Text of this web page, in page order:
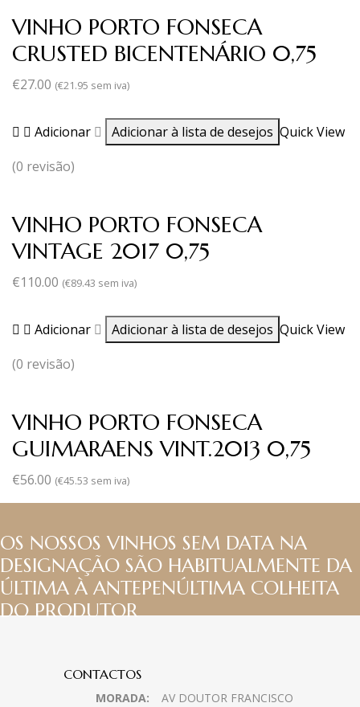
VINHO PORTO FONSECA
CRUSTED BICENTENÁRIO 0,75
€27.00 (€21.95 sem iva)
Adicionar Adicionar à lista de desejos Quick View
(0 revisão)
VINHO PORTO FONSECA
VINTAGE 2017 0,75
€110.00 (€89.43 sem iva)
Adicionar Adicionar à lista de desejos Quick View
(0 revisão)
VINHO PORTO FONSECA
GUIMARAENS VINT.2013 0,75
€56.00 (€45.53 sem iva)
OS NOSSOS VINHOS SEM DATA NA
DESIGNAÇÃO SÃO HABITUALMENTE DA
ÚLTIMA À ANTEPENÚLTIMA COLHEITA
DO PRODUTOR
CONTACTOS
MORADA:
AV DOUTOR FRANCISCO